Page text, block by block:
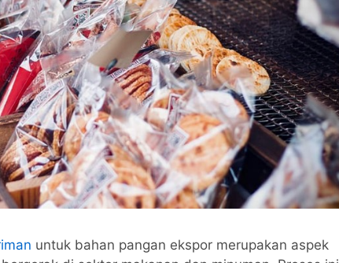
untuk bahan pangan ekspor merupakan aspek